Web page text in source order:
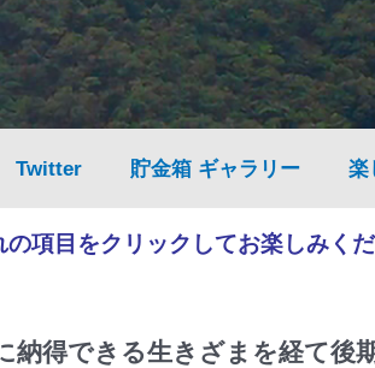
Twitter 貯金箱 ギャラリー 楽
項目をクリックしてお楽しみくだ
得できる生きざまを経て後